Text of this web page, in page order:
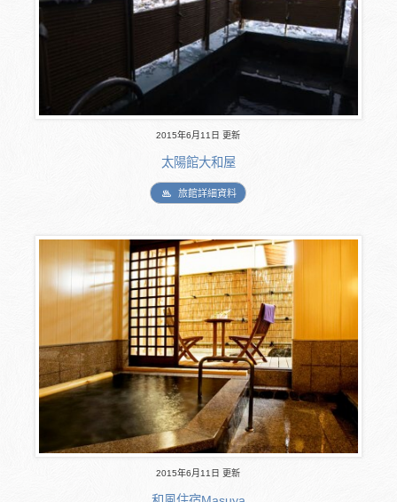
2015年6月11日 更新
太陽館大和屋
旅館詳細資料
2015年6月11日 更新